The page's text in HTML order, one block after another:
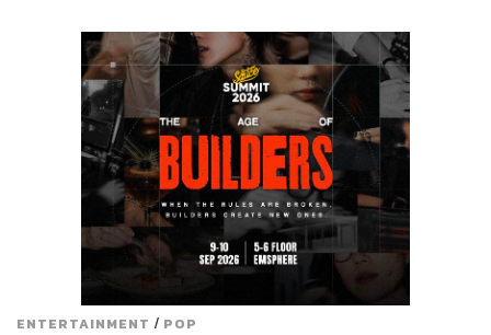
ENTERTAINMENT / POP